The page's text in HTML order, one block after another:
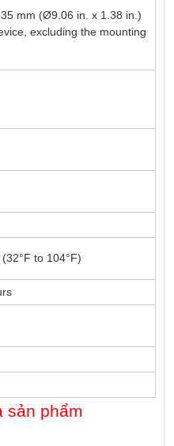
mm (Ø9.06 in. x 1.38 in.)
excluding the mounting
to 104°F)
sản phẩm